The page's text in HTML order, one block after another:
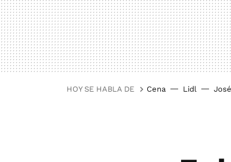
HOY SE HABLA DE Cena Lidl